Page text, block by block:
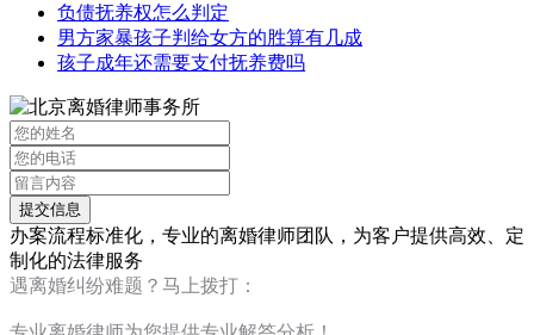
负债抚养权怎么判定
男方家暴孩子判给女方的胜算有几成
孩子成年还需要支付抚养费吗
办案流程标准化，专业的离婚律师团队，为客户提供高效、定
制化的法律服务
遇离婚纠纷难题？马上拨打：